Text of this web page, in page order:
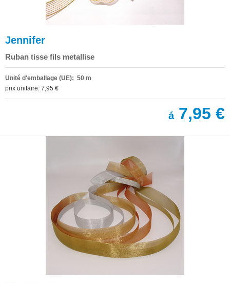
Jennifer
Ruban tisse fils metallise
Unité d'emballage (UE): 50 m
prix unitaire: 7,95 €
á7,95 €